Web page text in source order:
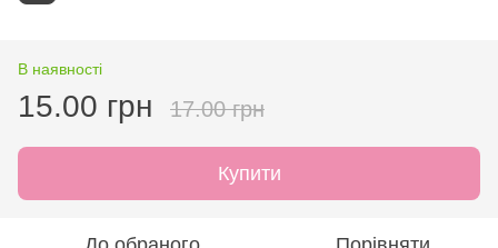
В наявності
15.00 грн 17.00 грн
Купити